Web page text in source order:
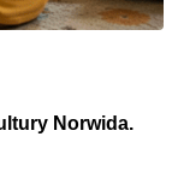
Norwida.